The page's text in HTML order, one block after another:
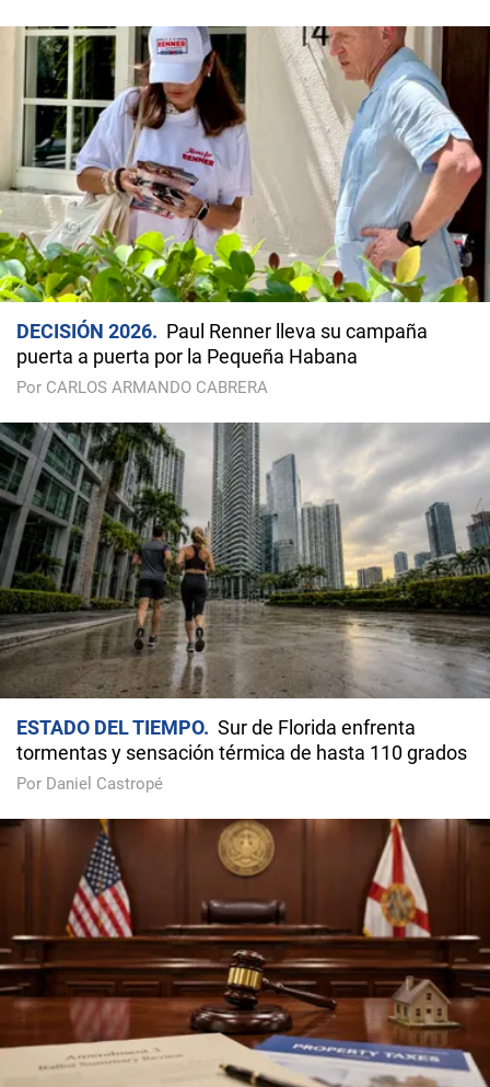
DECISIÓN 2026
Paul Renner lleva su campaña
puerta a puerta por la Pequeña Habana
Por CARLOS ARMANDO CABRERA
ESTADO DEL TIEMPO
Sur de Florida enfrenta
tormentas y sensación térmica de hasta 110 grados
Por Daniel Castropé